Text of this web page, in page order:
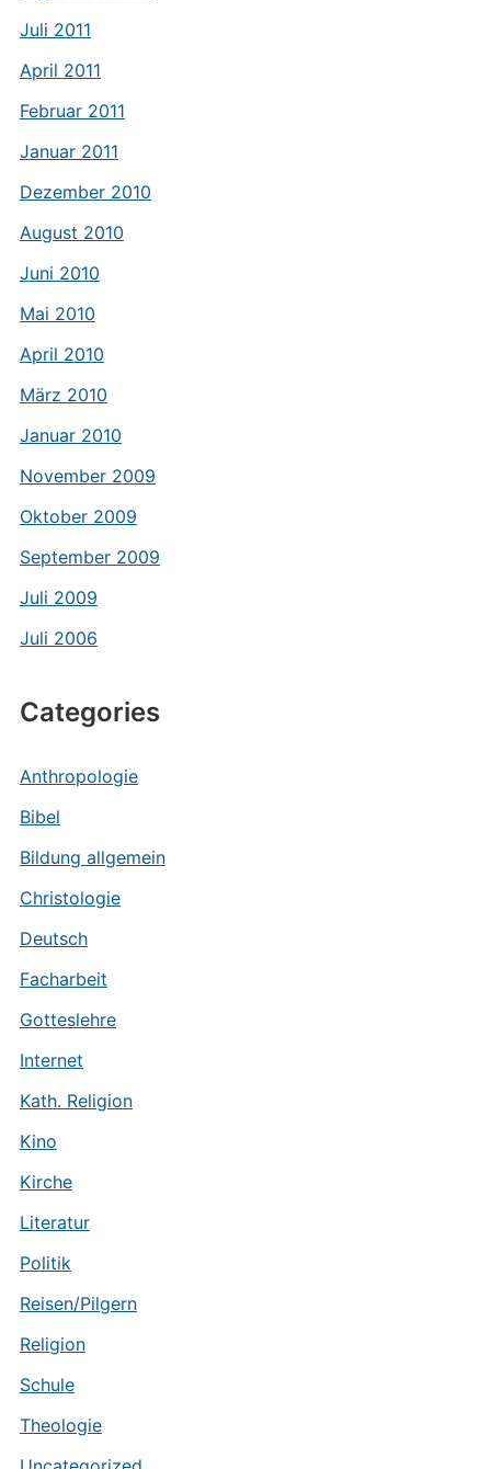
Juli 2011
April 2011
Februar 2011
Januar 2011
Dezember 2010
August 2010
Juni 2010
Mai 2010
April 2010
März 2010
Januar 2010
November 2009
Oktober 2009
September 2009
Juli 2009
Juli 2006
Categories
Anthropologie
Bibel
Bildung allgemein
Christologie
Deutsch
Facharbeit
Gotteslehre
Internet
Kath. Religion
Kino
Kirche
Literatur
Politik
Reisen/Pilgern
Religion
Schule
Theologie